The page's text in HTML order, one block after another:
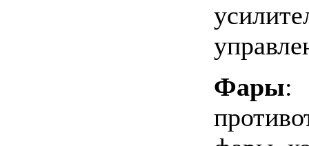
Фары: